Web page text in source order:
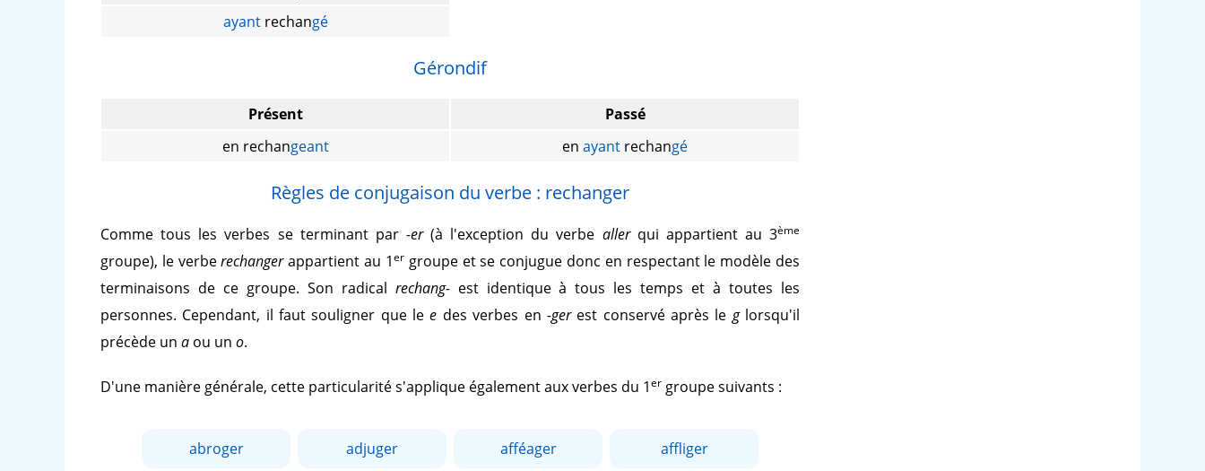
ayantrechangé
Gérondif
Présent
en rechangeant
Passé
en ayant rechangé
Règles de conjugaison du verbe : rechanger
Comme tous les verbes se terminant par -er(à l'exception du verbe allerqui appartient au 3ème
groupe), le verberechangerappartient au 1ergroupe et se conjugue donc en respectant le modèle des
terminaisons de ce groupe. Son radical rechang-est identique à tous les temps et à toutes les
personnes. Cependant, il faut souligner que lee des verbes en -gerest conservé après le glorsqu'il
précède un a ou un o.
D'une manière générale, cette particularité s'applique également aux verbes du 1er groupe suivants :
abroger adjuger afféager affliger